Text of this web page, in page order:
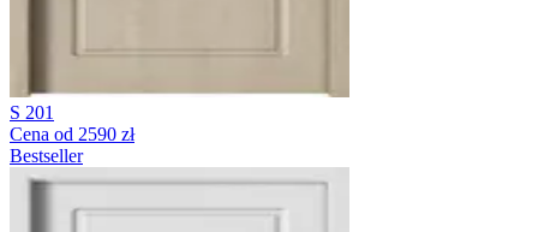
S 201
Cena od 2590 zł
Bestseller